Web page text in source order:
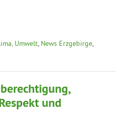
Umwelt, News Erzgebirge,
und